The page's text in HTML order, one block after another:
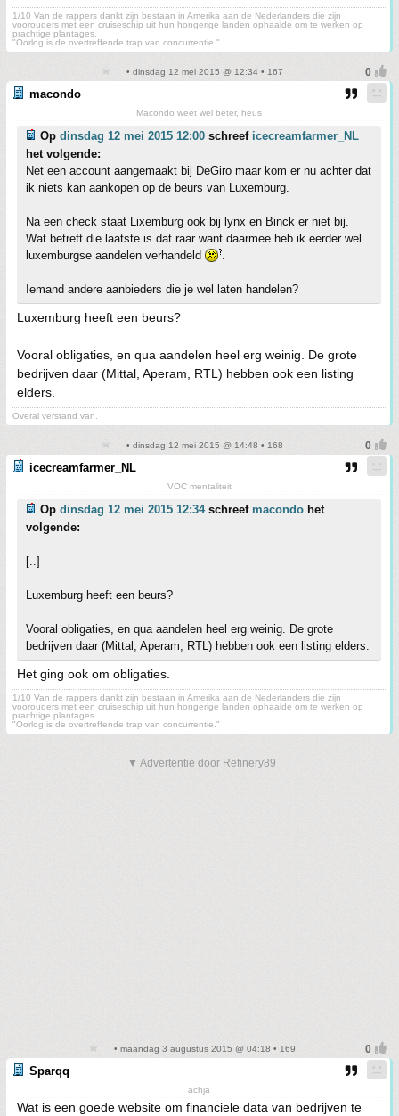
1/10 Van de rappers dankt zijn bestaan in Amerika aan de Nederlanders die zijn
voorouders met een cruiseschip uit hun hongerige landen ophaalde om te werken op
prachtige plantages.
"Oorlog is de overtreffende trap van concurrentie."
• dinsdag 12 mei 2015 @ 12:34 • 167
macondo
Macondo weet wel beter, heus
Op dinsdag 12 mei 2015 12:00 schreef icecreamfarmer_NL
het volgende:
Net een account aangemaakt bij DeGiro maar kom er nu achter dat
ik niets kan aankopen op de beurs van Luxemburg.
Na een check staat Lixemburg ook bij lynx en Binck er niet bij.
Wat betreft die laatste is dat raar want daarmee heb ik eerder wel
luxemburgse aandelen verhandeld
.
Iemand andere aanbieders die je wel laten handelen?
Luxemburg heeft een beurs?
Vooral obligaties, en qua aandelen heel erg weinig. De grote
bedrijven daar (Mittal, Aperam, RTL) hebben ook een listing
elders.
Overal verstand van.
• dinsdag 12 mei 2015 @ 14:48 • 168
icecreamfarmer_NL
VOC mentaliteit
Op dinsdag 12 mei 2015 12:34schreef macondo het
volgende:
[..]
Luxemburg heeft een beurs?
Vooral obligaties, en qua aandelen heel erg weinig. De grote
bedrijven daar (Mittal, Aperam, RTL) hebben ook een listing elders.
Het ging ook om obligaties.
1/10 Van de rappers dankt zijn bestaan in Amerika aan de Nederlanders die zijn
voorouders met een cruiseschip uit hun hongerige landen ophaalde om te werken op
prachtige plantages.
"Oorlog is de overtreffende trap van concurrentie."
▼ Advertentie door Refinery89
• maandag 3 augustus 2015 @ 04:18 • 169
Sparqq
achja
Wat is een goede website om financiele data van bedrijven te